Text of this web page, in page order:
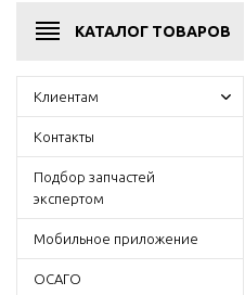
КАТАЛОГ ТОВАРОВ
Клиентам
Контакты
Подбор запчастей
экспертом
Мобильное приложение
ОСАГО